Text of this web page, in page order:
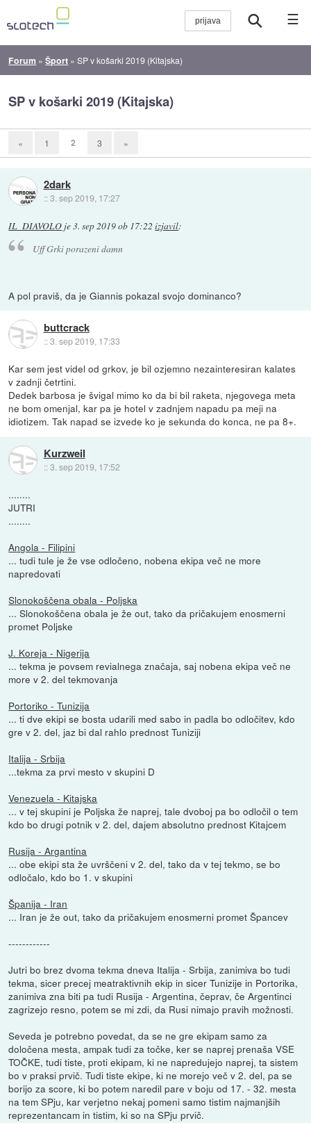
☰
Forum »Šport »SP v košarki 2019 (Kitajska)
SP v košarki 2019 (Kitajska)
« 1 2 3 »
2dark
::3. sep 2019, 17:27
IL_DIAVOLO je3. sep 2019 ob 17:22 izjavil:
Uff Grki porazeni damn
A pol praviš, da je Giannis pokazal svojo dominanco?
buttcrack
::3. sep 2019, 17:33
Kar sem jest videl od grkov, je bil ozjemno nezainteresiran kalates
v zadnji četrtini.
Dedek barbosa je švigal mimo ko da bi bil raketa, njegovega meta
ne bom omenjal, kar pa je hotel v zadnjem napadu pa meji na
idiotizem. Tak napad se izvede ko je sekunda do konca, ne pa 8+.
Kurzweil
::3. sep 2019, 17:52
........
JUTRI
........
Angola - Filipini
... tudi tule je že vse odločeno, nobena ekipa več ne more
napredovati
Slonokoščena obala - Poljska
... Slonokoščena obala je že out, tako da pričakujem enosmerni
promet Poljske
J. Koreja - Nigerija
... tekma je povsem revialnega značaja, saj nobena ekipa več ne
more v 2. del tekmovanja
Portoriko - Tunizija
... ti dve ekipi se bosta udarili med sabo in padla bo odločitev, kdo
gre v 2. del, jaz bi dal rahlo prednost Tuniziji
Italija - Srbija
...tekma za prvi mesto v skupini D
Venezuela - Kitajska
... v tej skupini je Poljska že naprej, tale dvoboj pa bo odločil o tem
kdo bo drugi potnik v 2. del, dajem absolutno prednost Kitajcem
Rusija - Argantina
... obe ekipi sta že uvrščeni v 2. del, tako da v tej tekmo, se bo
odločalo, kdo bo 1. v skupini
Španija - Iran
... Iran je že out, tako da pričakujem enosmerni promet Špancev
------------
Jutri bo brez dvoma tekma dneva Italija - Srbija, zanimiva bo tudi
tekma, sicer precej meatraktivnih ekip in sicer Tunizije in Portorika,
zanimiva zna biti pa tudi Rusija - Argentina, čeprav, če Argentinci
zagrizejo resno, potem se mi zdi, da Rusi nimajo pravih možnosti.
Seveda je potrebno povedat, da se ne gre ekipam samo za
določena mesta, ampak tudi za točke, ker se naprej prenaša VSE
TOČKE, tudi tiste, proti ekipam, ki ne napredujejo naprej, ta sistem
bo v praksi prvič. Tudi tiste ekipe, ki ne morejo več v 2. del, pa se
borijo za score, ki bo potem naredil pare v boju od 17. - 32. mesta
na tem SPju, kar verjetno nekaj pomeni samo tistim najmanjših
reprezentancam in tistim, ki so na SPju prvič.